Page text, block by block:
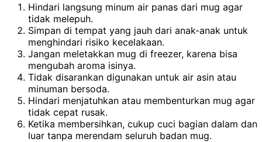
Hindari langsung minum air panas dari mug agar
tidak melepuh.
Simpan di tempat yang jauh dari anak-anak untuk
menghindari risiko kecelakaan.
Jangan meletakkan mug di freezer, karena bisa
mengubah aroma isinya.
Tidak disarankan digunakan untuk air asin atau
minuman bersoda.
Hindari menjatuhkan atau membenturkan mug agar
tidak cepat rusak.
Ketika membersihkan, cukup cuci bagian dalam dan
luar tanpa merendam seluruh badan mug.